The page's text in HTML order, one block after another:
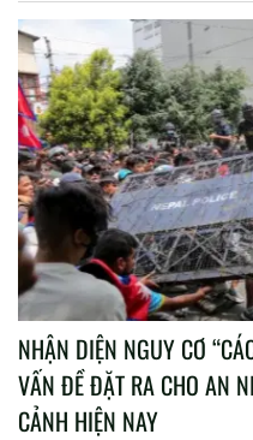
NHẬN DIỆN NGUY CƠ
VẤN ĐỀ ĐẶT RA CHO AN
CẢNH HIỆN NAY